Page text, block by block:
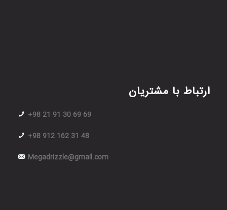
ارتباط با مشتریان
+98 21 91 30 69 69
+98 912 162 31 48
Megadrizzle@gmail.com